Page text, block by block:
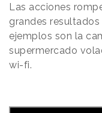
Las acciones
grandes
ejemplos son la
supermercado
wi-fi.